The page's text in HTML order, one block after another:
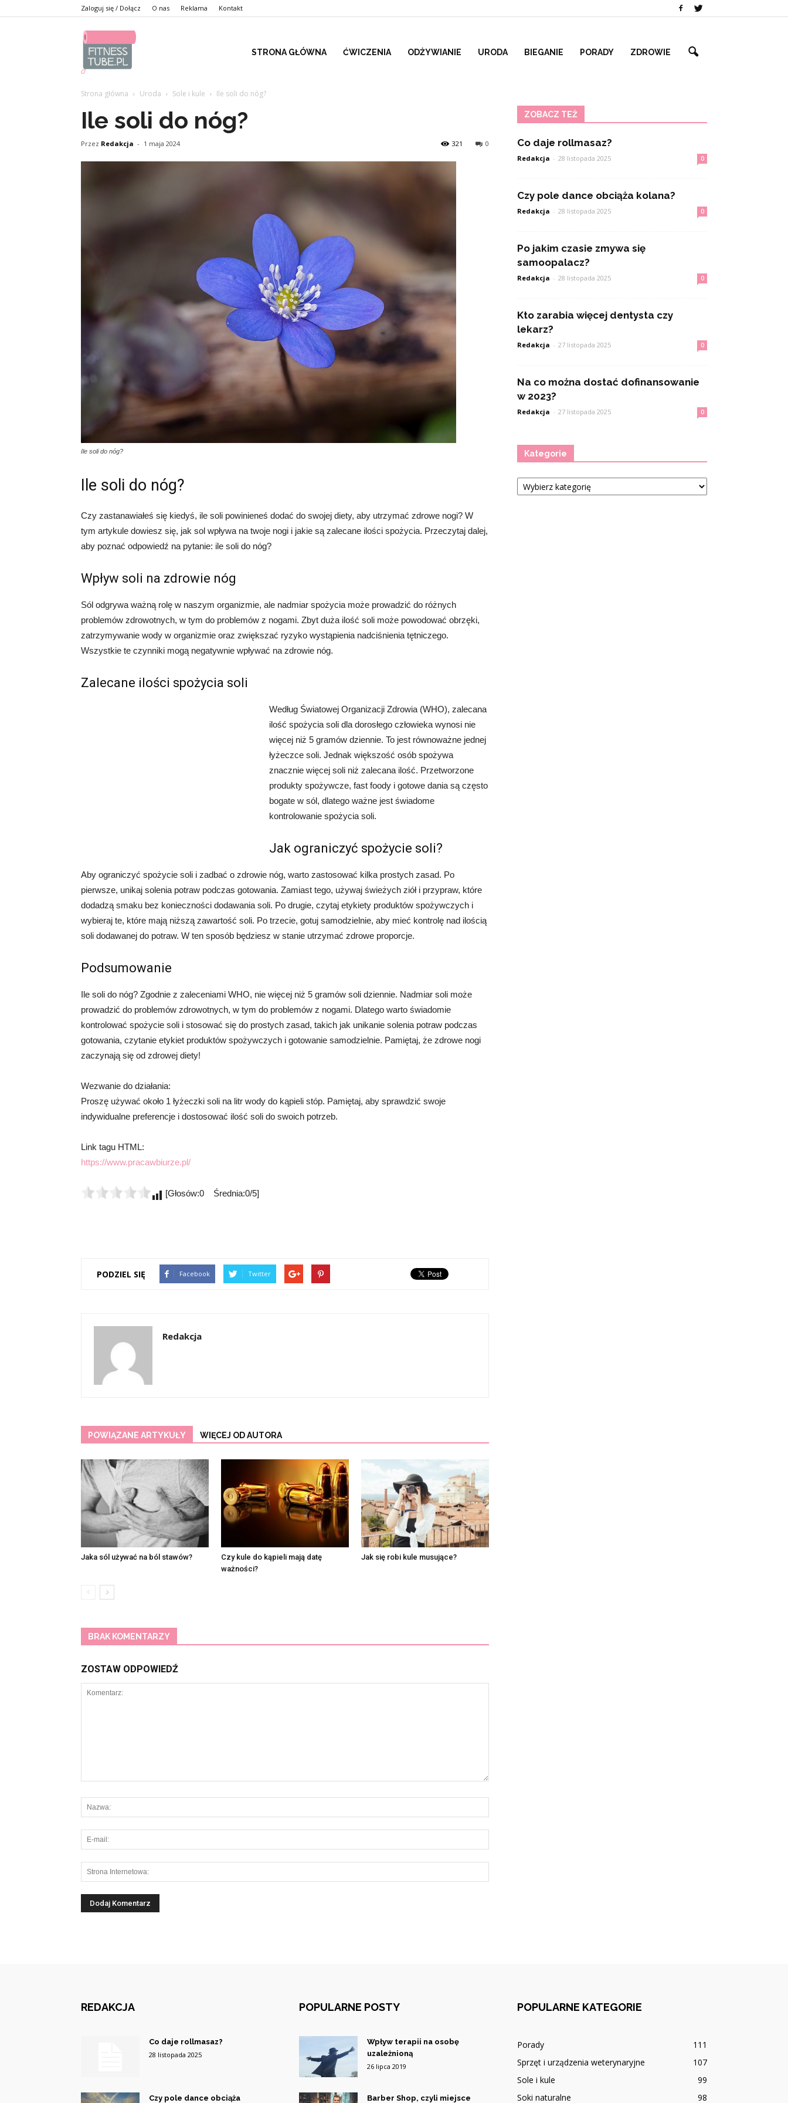
Zaloguj się / Dołącz O nas Reklama Kontakt
STRONA GŁÓWNA ĆWICZENIA ODŻYWIANIE URODA BIEGANIE PORADY ZDROWIE
Strona główna Uroda Sole i kule Ile soli do nóg?
Ile soli do nóg?
Przez Redakcja - 1 maja 2024 0
321
Ile soli do nóg?
Ile soli do nóg?
Czy zastanawiałeś się kiedyś, ile soli powinieneś dodać do swojej diety, aby utrzymać zdrowe nogi? W
tym artykule dowiesz się, jak sol wpływa na twoje nogi i jakie są zalecane ilości spożycia. Przeczytaj dalej,
aby poznać odpowiedź na pytanie: ile soli do nóg?
Wpływ soli na zdrowie nóg
Sól odgrywa ważną rolę w naszym organizmie, ale nadmiar spożycia może prowadzić do różnych
problemów zdrowotnych, w tym do problemów z nogami. Zbyt duża ilość soli może powodować obrzęki,
zatrzymywanie wody w organizmie oraz zwiększać ryzyko wystąpienia nadciśnienia tętniczego.
Wszystkie te czynniki mogą negatywnie wpływać na zdrowie nóg.
Zalecane ilości spożycia soli
Według Światowej Organizacji Zdrowia (WHO), zalecana
ilość spożycia soli dla dorosłego człowieka wynosi nie
więcej niż 5 gramów dziennie. To jest równoważne jednej
łyżeczce soli. Jednak większość osób spożywa
znacznie więcej soli niż zalecana ilość. Przetworzone
produkty spożywcze, fast foody i gotowe dania są często
bogate w sól, dlatego ważne jest świadome
kontrolowanie spożycia soli.
Jak ograniczyć spożycie soli?
Aby ograniczyć spożycie soli i zadbać o zdrowie nóg, warto zastosować kilka prostych zasad. Po
pierwsze, unikaj solenia potraw podczas gotowania. Zamiast tego, używaj świeżych ziół i przypraw, które
dodadzą smaku bez konieczności dodawania soli. Po drugie, czytaj etykiety produktów spożywczych i
wybieraj te, które mają niższą zawartość soli. Po trzecie, gotuj samodzielnie, aby mieć kontrolę nad ilością
soli dodawanej do potraw. W ten sposób będziesz w stanie utrzymać zdrowe proporcje.
Podsumowanie
Ile soli do nóg? Zgodnie z zaleceniami WHO, nie więcej niż 5 gramów soli dziennie. Nadmiar soli może
prowadzić do problemów zdrowotnych, w tym do problemów z nogami. Dlatego warto świadomie
kontrolować spożycie soli i stosować się do prostych zasad, takich jak unikanie solenia potraw podczas
gotowania, czytanie etykiet produktów spożywczych i gotowanie samodzielnie. Pamiętaj, że zdrowe nogi
zaczynają się od zdrowej diety!
Wezwanie do działania:
Proszę używać około 1 łyżeczki soli na litr wody do kąpieli stóp. Pamiętaj, aby sprawdzić swoje
indywidualne preferencje i dostosować ilość soli do swoich potrzeb.
Link tagu HTML:
https://www.pracawbiurze.pl/
[Głosów:0 Średnia:0/5]
PODZIEL SIĘ Facebook Twitter
Redakcja
POWIĄZANE ARTYKUŁY WIĘCEJ OD AUTORA
Jaka sól używać na ból stawów?
Czy kule do kąpieli mają datę
ważności?
Jak się robi kule musujące?
BRAK KOMENTARZY
ZOSTAW ODPOWIEDŹ
ZOBACZ TEŻ
Co daje rollmasaz?
Redakcja - 28 listopada 2025 0
Czy pole dance obciąża kolana?
Redakcja - 28 listopada 2025 0
Po jakim czasie zmywa się
samoopalacz?
Redakcja - 28 listopada 2025 0
Kto zarabia więcej dentysta czy
lekarz?
Redakcja - 27 listopada 2025 0
Na co można dostać dofinansowanie
w 2023?
Redakcja - 27 listopada 2025 0
Kategorie
Kategorie
REDAKCJA
Co daje rollmasaz?
28 listopada 2025
Czy pole dance obciąża
POPULARNE POSTY
Wpływ terapii na osobę
uzależnioną
26 lipca 2019
Barber Shop, czyli miejsce
POPULARNE KATEGORIE
Porady
111
Sprzęt i urządzenia weterynaryjne
107
Sole i kule
99
Soki naturalne
98